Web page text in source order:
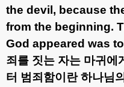
the devil, because
from the beginning.
God appeared was
죄를 짓는 자는 마귀에
터 범죄함이란 하나님